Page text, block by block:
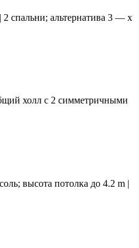
спальни; альтернатива 3 — х
холл с 2 симметричными
высота потолка до 4.2 m |